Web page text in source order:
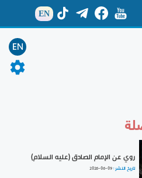
EN
EN
روي عن الإمام الصادق (عليه السلام)
تاريخ النشر :2026-06-09